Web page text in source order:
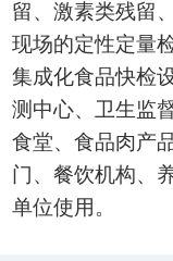
留、激素类残留
现场的定性定量检
集成化食品快检
测中心、卫生监
食堂、食品肉产
门、餐饮机构、
单位使用。